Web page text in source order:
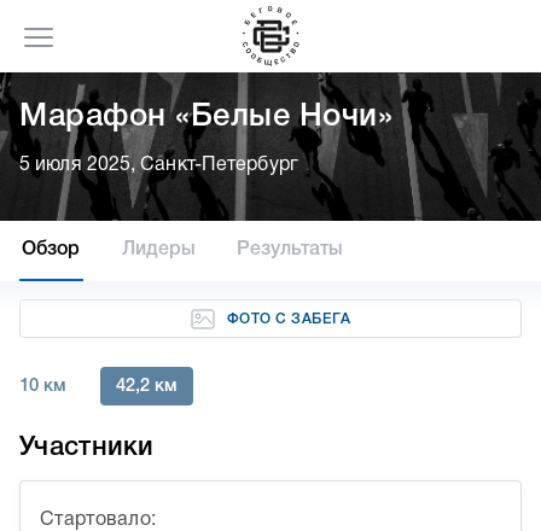
Марафон «Белые Ночи»
5 июля 2025, Санкт-Петербург
Обзор Лидеры Результаты
ФОТО С ЗАБЕГА
10 км 42,2 км
Участники
Стартовало: